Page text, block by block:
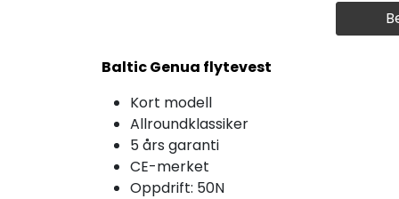
Baltic Genua flytevest
Kort modell
Allroundklassiker
5 års garanti
CE-merket
Oppdrift: 50N